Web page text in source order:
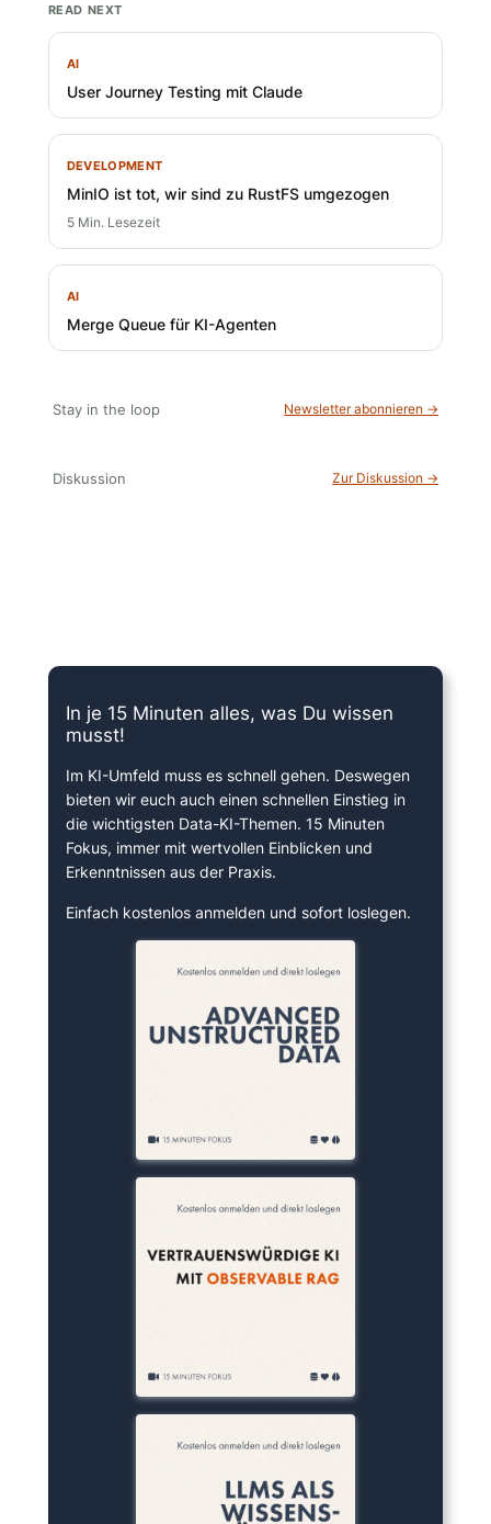
READ NEXT
AI
User Journey Testing mit Claude
DEVELOPMENT
MinIO ist tot, wir sind zu RustFS umgezogen
5 Min. Lesezeit
AI
Merge Queue für KI-Agenten
Stay in the loop Newsletter abonnieren →
Diskussion Zur Diskussion →
In je 15 Minuten alles, was Du wissen
musst!
Im KI-Umfeld muss es schnell gehen. Deswegen
bieten wir euch auch einen schnellen Einstieg in
die wichtigsten Data-KI-Themen. 15 Minuten
Fokus, immer mit wertvollen Einblicken und
Erkenntnissen aus der Praxis.
Einfach kostenlos anmelden und sofort loslegen.